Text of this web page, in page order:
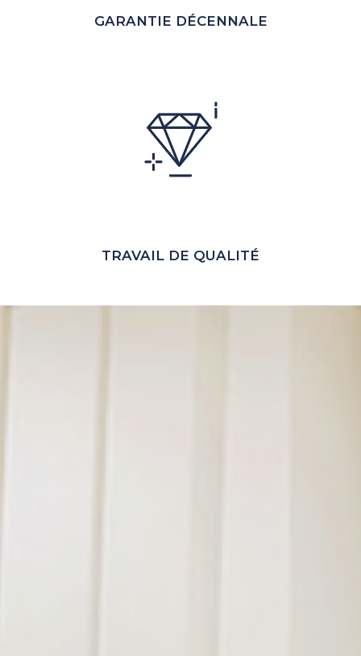
GARANTIE DÉCENNALE
TRAVAIL DE QUALITÉ